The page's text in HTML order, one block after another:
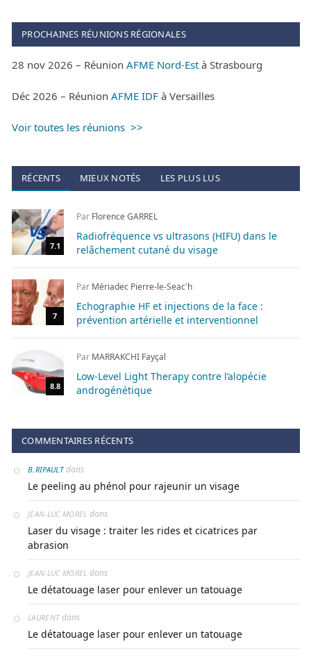
PROCHAINES RÉUNIONS RÉGIONALES
28 nov 2026 – Réunion AFME Nord-Est à Strasbourg
Déc 2026 – Réunion AFME IDF à Versailles
Voir toutes les réunions >>
RÉCENTS MIEUX NOTÉS LES PLUS LUS
7.1
Par Florence GARREL
Radiofréquence vs ultrasons (HIFU) dans le
relâchement cutané du visage
7
Par Mériadec Pierre-le-Seac'h
Echographie HF et injections de la face :
prévention artérielle et interventionnel
8.8
Par MARRAKCHI Fayçal
Low-Level Light Therapy contre l’alopécie
androgénétique
COMMENTAIRES RÉCENTS
B.RIPAULTdans
Le peeling au phénol pour rajeunir un visage
JEAN-LUC MOREL dans
Laser du visage : traiter les rides et cicatrices par
abrasion
JEAN-LUC MOREL dans
Le détatouage laser pour enlever un tatouage
LAURENT dans
Le détatouage laser pour enlever un tatouage